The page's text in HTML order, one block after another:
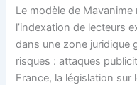
Le modèle de
l’indexation de lecteurs
dans une zone juridique
risques : attaques
France, la législation sur